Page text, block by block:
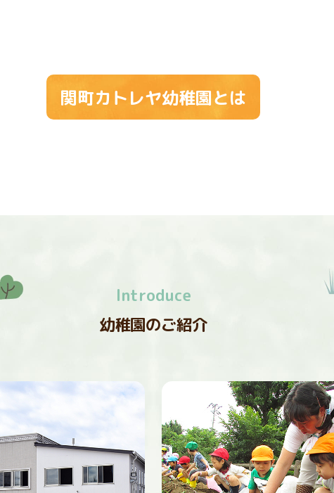
関町カトレヤ幼稚園とは
Introduce
幼稚園のご紹介